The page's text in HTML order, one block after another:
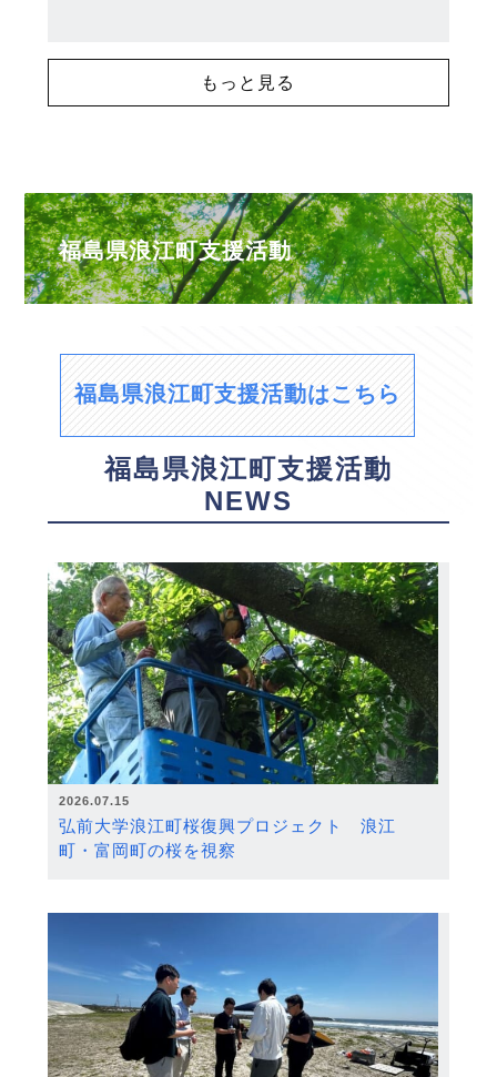
もっと見る
福島県浪江町支援活動
福島県浪江町支援活動はこちら
福島県浪江町支援活動
NEWS
2026.07.15
弘前大学浪江町桜復興プロジェクト 浪江
町・富岡町の桜を視察